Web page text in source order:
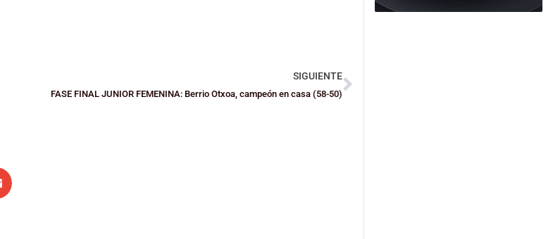
SIGUIENTE
FASE FINAL JUNIOR FEMENINA: Berrio Otxoa, campeón en casa (58-50)